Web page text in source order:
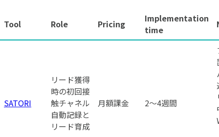
Tool Role Pricing
Implementation
time
SATORI
リード獲得
時の初回接
触チャネル
自動記録と
リード育成
月額課金 2〜4週間